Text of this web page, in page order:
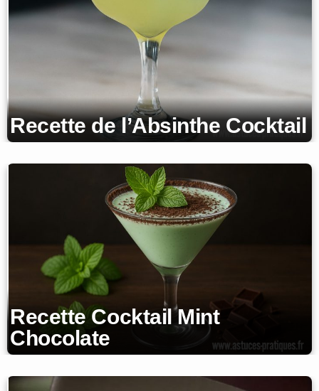
Recette de l’Absinthe Cocktail
Recette Cocktail Mint
Chocolate